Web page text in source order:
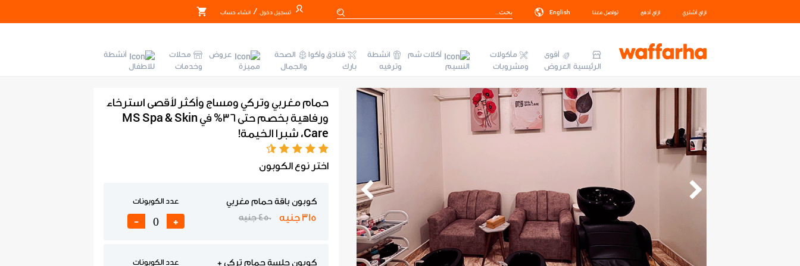
ازاي أشتري ازاي أدفع تواصل معنا English تسجيل دخول / انشاء حساب
الرئيسية
أقوى
العروض
مأكولات
ومشروبات
أكلات شم
النسيم
انشطة
وترفيه
فنادق وأكوا
بارك
الصحة
والجمال
عروض
مميزة
محلات
وخدمات
أنشطة
للاطفال
حمام مغربي وتركي ومساج وأكثر لأقصى استرخاء
ورفاهية بخصم حتى 36% في MS Spa & Skin
Care، شبرا الخيمة!
اختر نوع الكوبون
كوبون باقة حمام مغربي
315 جنيه 450 جنيه
عدد الكوبونات
+
-
كوبون جلسة حمام تركي +
عدد الكوبونات